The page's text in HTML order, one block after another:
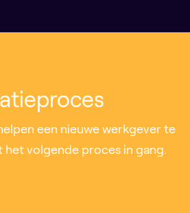
een nieuwe werkgever te
het volgende proces in gang.